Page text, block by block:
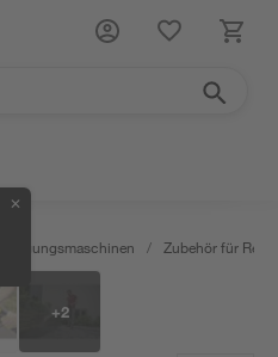
✕
Reinigungsmaschinen / Zubehör für
+2